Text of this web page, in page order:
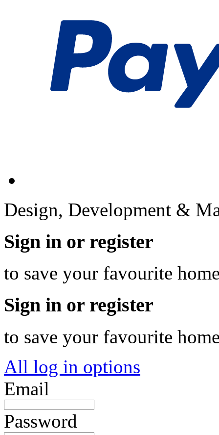
Design, Development &
Sign in or register
to save your favourite
Sign in or register
to save your favourite
All log in options
Email
Password